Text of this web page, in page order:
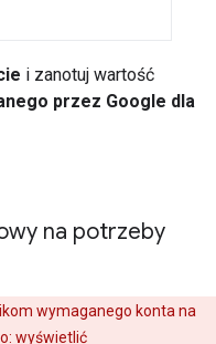
i zanotuj wartość
przez Google dla
na potrzeby
wymaganego konta na
wyświetlić